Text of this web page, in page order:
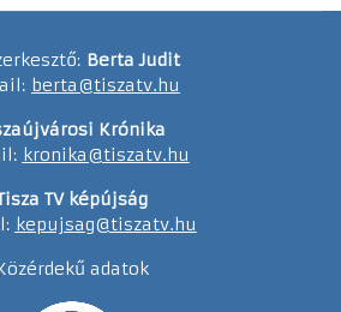
Berta Judit
berta@tiszatv.hu
Krónika
kronika@tiszatv.hu
TV képújság
kepujsag@tiszatv.hu
adatok